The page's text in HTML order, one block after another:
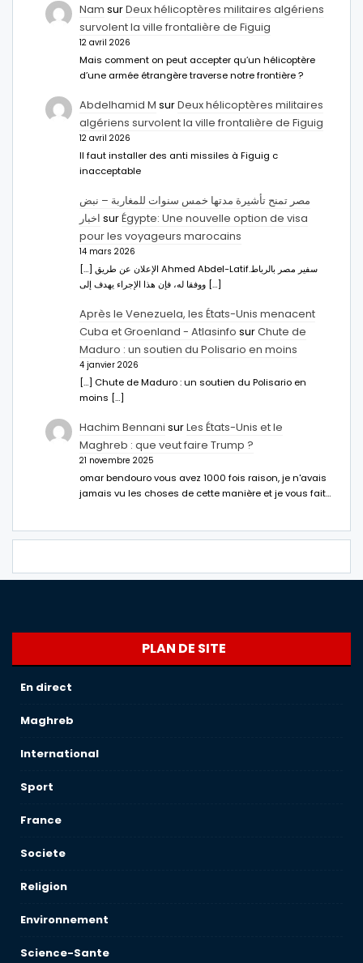
Nam surDeux hélicoptères militaires algériens
survolent la ville frontalière de Figuig
12 avril 2026
Mais comment on peut accepter qu’un hélicoptère
d’une armée étrangère traverse notre frontière ?
Abdelhamid M surDeux hélicoptères militaires
algériens survolent la ville frontalière de Figuig
12 avril 2026
Il faut installer des anti missiles à Figuig c
inacceptable
مصر تمنح تأشيرة مدتها خمس سنوات للمغاربة – نبض
اخبار surÉgypte: Une nouvelle option de visa
pour les voyageurs marocains
14 mars 2026
[…] الإعلان عن طريق Ahmed Abdel-Latifسفير مصر بالرباط.
ووفقا له، فإن هذا الإجراء يهدف إلى […]
Après le Venezuela, les États-Unis menacent
Cuba et Groenland - Atlasinfo surChute de
Maduro : un soutien du Polisario en moins
4 janvier 2026
[…] Chute de Maduro : un soutien du Polisario en
moins […]
Hachim Bennani surLes États-Unis et le
Maghreb : que veut faire Trump ?
21 novembre 2025
omar bendouro vous avez 1000 fois raison, je n'avais
jamais vu les choses de cette manière et je vous fait…
PLAN DE SITE
En direct
Maghreb
International
Sport
France
Societe
Religion
Environnement
Science-Sante